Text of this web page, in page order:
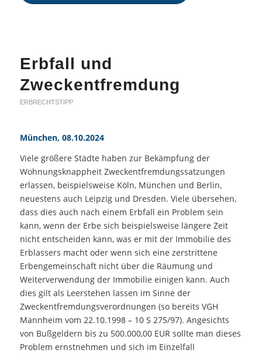
Erbfall und
Zweckentfremdung
ERBRECHTSTIPP
München, 08.10.2024
Viele größere Städte haben zur Bekämpfung der
Wohnungsknappheit Zweckentfremdungssatzungen
erlassen, beispielsweise Köln, München und Berlin,
neuestens auch Leipzig und Dresden. Viele übersehen,
dass dies auch nach einem Erbfall ein Problem sein
kann, wenn der Erbe sich beispielsweise längere Zeit
nicht entscheiden kann, was er mit der Immobilie des
Erblassers macht oder wenn sich eine zerstrittene
Erbengemeinschaft nicht über die Räumung und
Weiterverwendung der Immobilie einigen kann. Auch
dies gilt als Leerstehen lassen im Sinne der
Zweckentfremdungsverordnungen (so bereits VGH
Mannheim vom 22.10.1998 – 10 S 275/97). Angesichts
von Bußgeldern bis zu 500.000,00 EUR sollte man dieses
Problem ernstnehmen und sich im Einzelfall